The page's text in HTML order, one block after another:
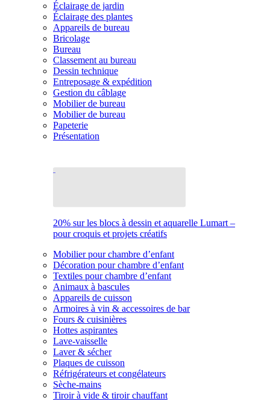
Éclairage de jardin
Éclairage des plantes
Appareils de bureau
Bricolage
Bureau
Classement au bureau
Dessin technique
Entreposage & expédition
Gestion du câblage
Mobilier de bureau
Mobilier de bureau
Papeterie
Présentation
20% sur les blocs à dessin et aquarelle Lumart –
pour croquis et projets créatifs
Mobilier pour chambre d’enfant
Décoration pour chambre d’enfant
Textiles pour chambre d’enfant
Animaux à bascules
Appareils de cuisson
Armoires à vin & accessoires de bar
Fours & cuisinières
Hottes aspirantes
Lave-vaisselle
Laver & sécher
Plaques de cuisson
Réfrigérateurs et congélateurs
Sèche-mains
Tiroir à vide & tiroir chauffant